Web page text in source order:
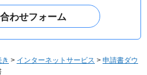
> インターネットサービス > 申請書ダウ